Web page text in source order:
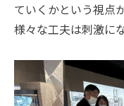
ていくかという視点
様々な工夫は刺激に